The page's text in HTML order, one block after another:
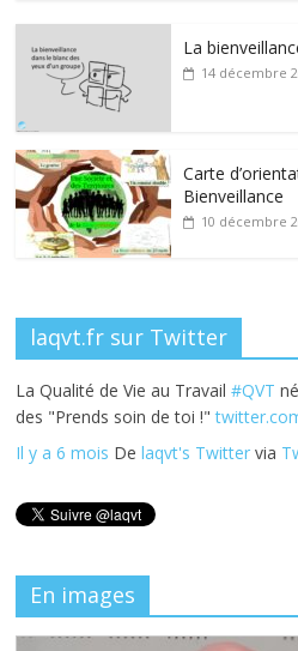
e
b
o
o
k
itt
er e e g
La
14 décembre
Carte
Bienveillance
10 décembre
laqvt.fr sur Twitter
La Qualité de Vie au Travail#QVT
des "Prends soin de toi !"
Il y a 6 mois Delaqvt's Twitter via
En images